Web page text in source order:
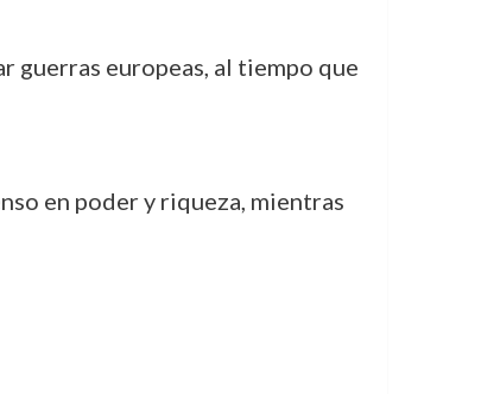
europeas, al tiempo que
en poder y riqueza, mientras